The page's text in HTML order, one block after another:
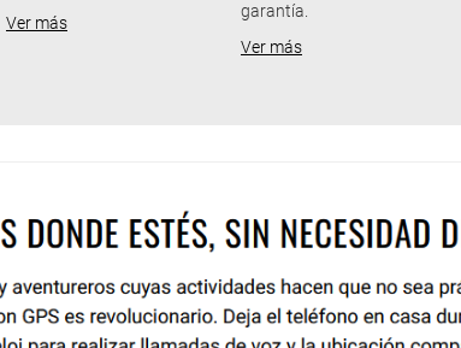
Ver más
garantía.
Ver más